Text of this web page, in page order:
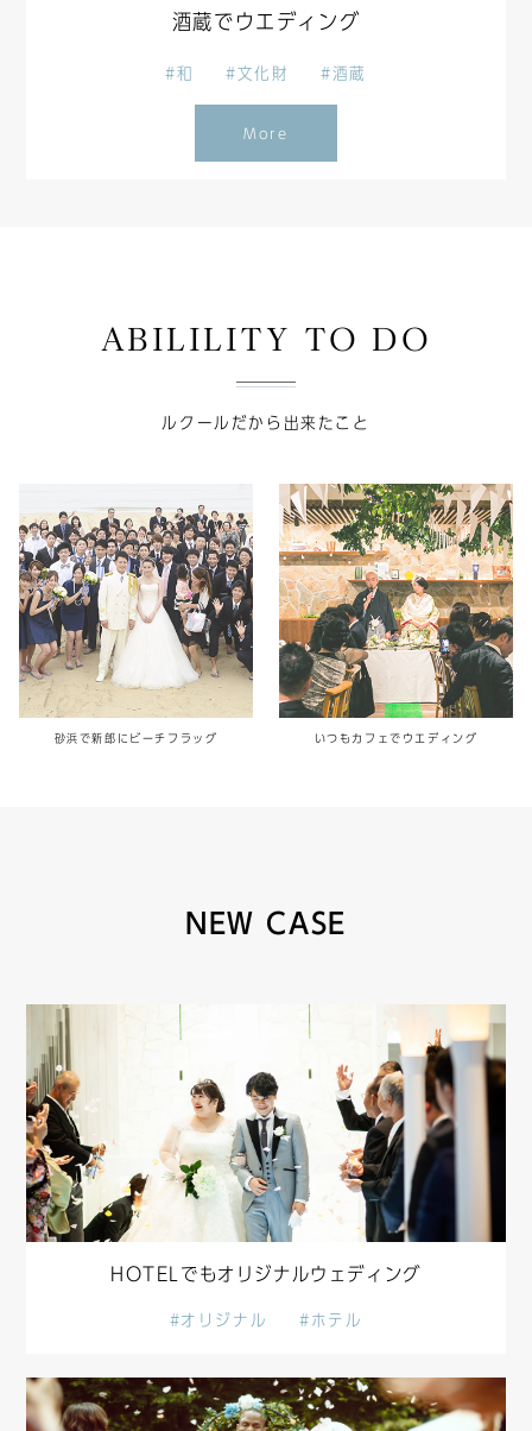
酒蔵でウエディング
#和 #文化財 #酒蔵
More
ABILILITY TO DO
ルクールだから出来たこと
いつもカフェでウエディング 愛車に乗って入場
NEW CASE
HOTELでもオリジナルウェディング
#オリジナル #ホテル